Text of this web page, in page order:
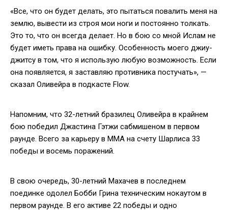
«Все, что он будет делать, это пытаться повалить меня на
землю, вывести из строя мои ноги и постоянно толкать.
Это то, что он всегда делает. Но в бою со мной Ислам не
будет иметь права на ошибку. Особенность моего джиу-
джитсу в том, что я использую любую возможность. Если
она появляется, я заставляю противника постучать», —
сказал Оливейра в подкасте Flow.
Напомним, что 32-летний бразилец Оливейра в крайнем
бою победил Джастина Гэтжи сабмишеном в первом
раунде. Всего за карьеру в ММА на счету Шарлиса 33
победы и восемь поражений.
В свою очередь, 30-летний Махачев в последнем
поединке одолел Бобби Грина техническим нокаутом в
первом раунде. В его активе 22 победы и одно